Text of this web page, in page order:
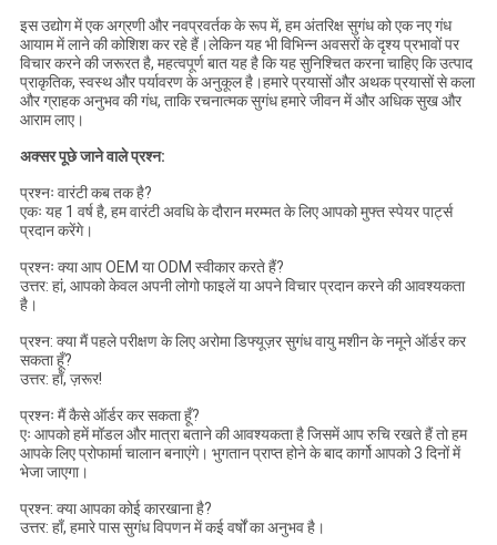
इस उद्योग में एक अग्रणी और नवप्रवर्तक के रूप में, हम अंतरिक्ष सुगंध को एक नए गंध
आयाम में लाने की कोशिश कर रहे हैं।लेकिन यह भी विभिन्न अवसरों के दृश्य प्रभावों पर
विचार करने की जरूरत है, महत्वपूर्ण बात यह है कि यह सुनिश्चित करना चाहिए कि उत्पाद
प्राकृतिक, स्वस्थ और पर्यावरण के अनुकूल है।हमारे प्रयासों और अथक प्रयासों से कला
और ग्राहक अनुभव की गंध, ताकि रचनात्मक सुगंध हमारे जीवन में और अधिक सुख और
आराम लाए।
अक्सर पूछे जाने वाले प्रश्न:
प्रश्नः वारंटी कब तक है?
एकः यह 1 वर्ष है, हम वारंटी अवधि के दौरान मरम्मत के लिए आपको मुफ्त स्पेयर पार्ट्स
प्रदान करेंगे।
प्रश्नः क्या आप OEM या ODM स्वीकार करते हैं?
उत्तर: हां, आपको केवल अपनी लोगो फाइलें या अपने विचार प्रदान करने की आवश्यकता
है।
प्रश्न: क्या मैं पहले परीक्षण के लिए अरोमा डिफ्यूज़र सुगंध वायु मशीन के नमूने ऑर्डर कर
सकता हूँ?
उत्तर: हाँ, ज़रूर!
प्रश्नः मैं कैसे ऑर्डर कर सकता हूँ?
एः आपको हमें मॉडल और मात्रा बताने की आवश्यकता है जिसमें आप रुचि रखते हैं तो हम
आपके लिए प्रोफार्मा चालान बनाएंगे। भुगतान प्राप्त होने के बाद कार्गो आपको 3 दिनों में
भेजा जाएगा।
प्रश्न: क्या आपका कोई कारखाना है?
उत्तर: हाँ, हमारे पास सुगंध विपणन में कई वर्षों का अनुभव है।